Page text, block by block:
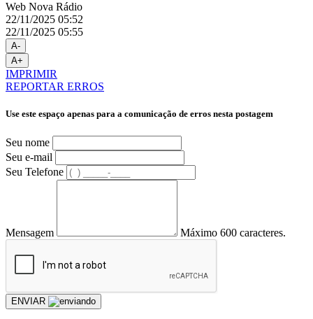
Web Nova Rádio
22/11/2025 05:52
22/11/2025 05:55
A-
A+
IMPRIMIR
REPORTAR ERROS
Use este espaço apenas para a comunicação de erros nesta postagem
Seu nome
Seu e-mail
Seu Telefone
Mensagem Máximo 600 caracteres.
ENVIAR